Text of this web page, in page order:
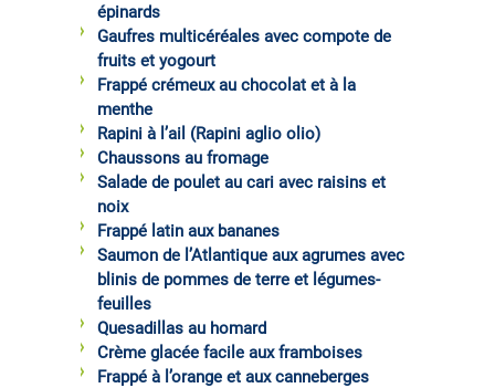
épinards
Gaufres multicéréales avec compote de
fruits et yogourt
Frappé crémeux au chocolat et à la
menthe
Rapini à l’ail (Rapini aglio olio)
Chaussons au fromage
Salade de poulet au cari avec raisins et
noix
Frappé latin aux bananes
Saumon de l’Atlantique aux agrumes avec
blinis de pommes de terre et légumes-
feuilles
Quesadillas au homard
Crème glacée facile aux framboises
Frappé à l’orange et aux canneberges